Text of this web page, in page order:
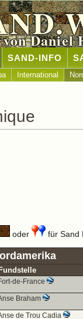
Daniel
SAND-INFO
International
oder für Sand
Fundstelle
de-France
Braham
de Trou Cadia